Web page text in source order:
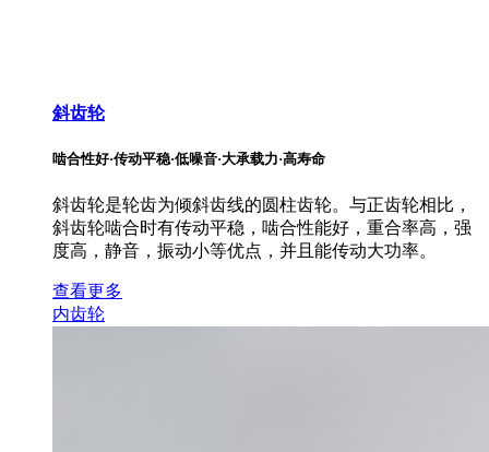
斜齿轮
啮合性好·传动平稳·低噪音·大承载力·高寿命
斜齿轮是轮齿为倾斜齿线的圆柱齿轮。与正齿轮相比，
斜齿轮啮合时有传动平稳，啮合性能好，重合率高，强
度高，静音，振动小等优点，并且能传动大功率。
查看更多
内齿轮